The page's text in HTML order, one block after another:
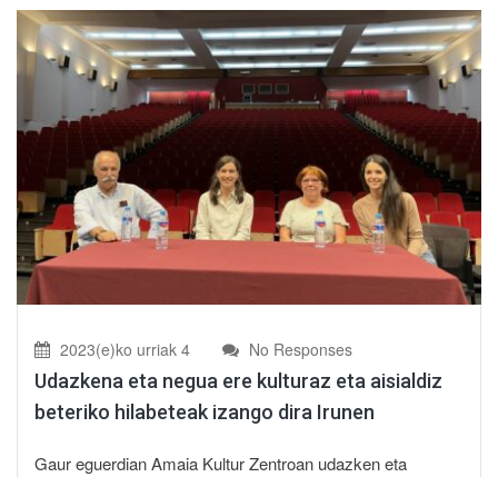
2023(e)ko urriak 4 No Responses
Udazkena eta negua ere kulturaz eta aisialdiz
beteriko hilabeteak izango dira Irunen
Gaur eguerdian Amaia Kultur Zentroan udazken eta